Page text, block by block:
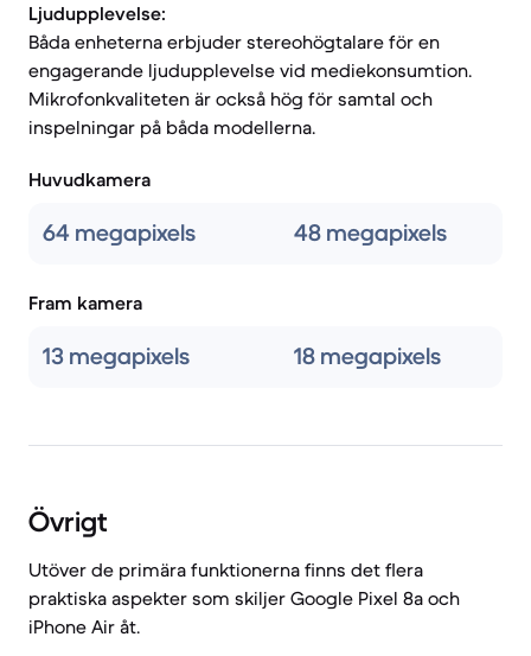
Ljudupplevelse:
Båda enheterna erbjuder stereohögtalare för en
engagerande ljudupplevelse vid mediekonsumtion.
Mikrofonkvaliteten är också hög för samtal och
inspelningar på båda modellerna.
Huvudkamera
64 megapixels 48 megapixels
Fram kamera
13 megapixels 18 megapixels
Övrigt
Utöver de primära funktionerna finns det flera
praktiska aspekter som skiljer Google Pixel 8a och
iPhone Air åt.